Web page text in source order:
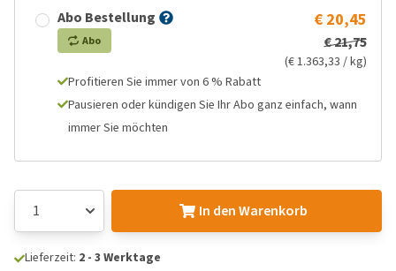
Abo Bestellung
Abo
€ 20,45
€ 21,75
(€ 1.363,33 / kg)
Profitieren Sie immer von 6 % Rabatt
Pausieren oder kündigen Sie Ihr Abo ganz einfach, wann
immer Sie möchten
In den Warenkorb
Lieferzeit: 2 - 3 Werktage